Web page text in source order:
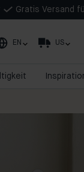
Gratis Versand
EN US